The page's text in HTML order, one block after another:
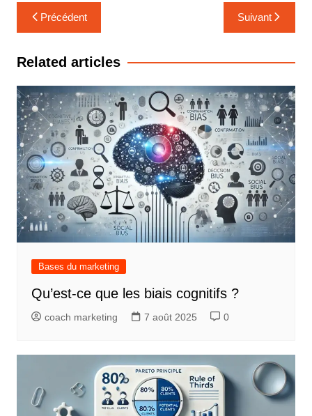
Navigation
de
l’article
Précédent Suivant
Related articles
Bases du marketing
Qu’est-ce que les biais cognitifs ?
coach marketing 7 août 2025 0